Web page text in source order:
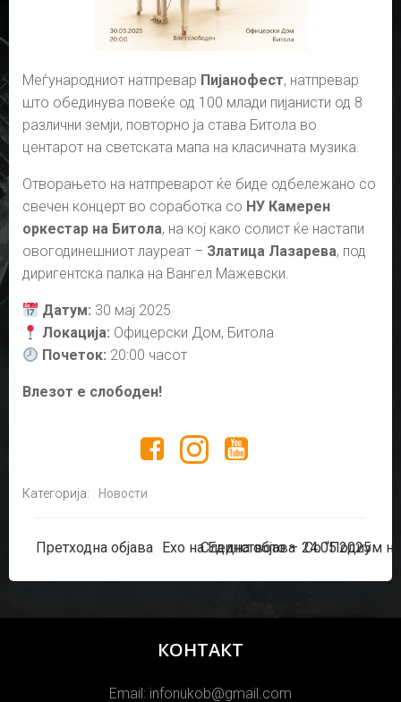
Меѓународниот натпревар Пијанофест, натпревар
што обединува повеќе од 100 млади пијанисти од 8
различни земји, повторно ја става Битола во
центарот на светската мапа на класичната музика.
Отворањето на натпреварот ќе биде одбележано со
свечен концерт во соработка со НУ Камерен
оркестар на Битола, на кој како солист ќе настапи
овогодинешниот лауреат – Златица Лазарева, под
диригентска палка на Вангел Мажевски.
Датум: 30 мај 2025
Локација: Офицерски Дом, Битола
Почеток: 20:00 часот
Влезот е слободен!
Категорија: Новости
Post
navigation
Претходна објава Ехо на Единството – 24.05.2025
Post
navigation
Следна објава Со “Подиум
КОНТАКТ
Email: infonukob@gmail.com